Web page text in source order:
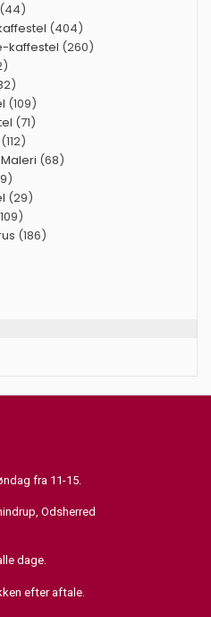
(44)
(404)
kaffestel (260)
(109)
(71)
(112)
(68)
(29)
(186)
fra 11-15.
Odsherred
dage.
efter aftale.